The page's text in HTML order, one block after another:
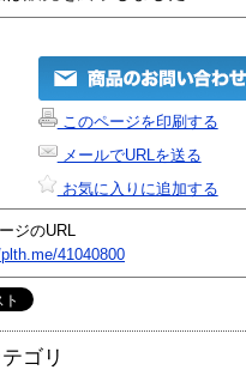
このページを印刷する
メールでURLを送る
お気に入りに追加する
ジのURL
41040800
ゴリ